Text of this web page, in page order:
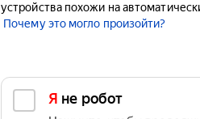
устройства похожи на
Почему это могло произойти?
Я не робот